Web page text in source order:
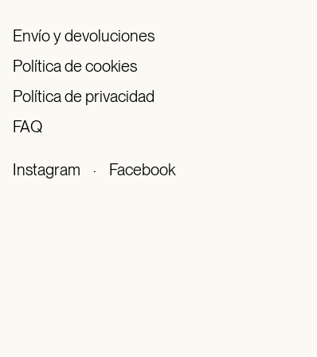
Envío y devoluciones
Política de cookies
Política de privacidad
FAQ
Instagram · Facebook